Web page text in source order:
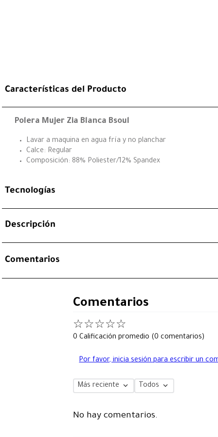
Características del Producto
Polera Mujer Zia Blanca Bsoul
Lavar a maquina en agua fría y no planchar
Calce: Regular
Composición: 88% Poliester/12% Spandex
Tecnologías
Descripción
Comentarios
Comentarios
☆☆☆☆☆
0 Calificación promedio (0 comentarios)
Por favor, inicia sesión para escribir un
Más reciente Todos
No hay comentarios.